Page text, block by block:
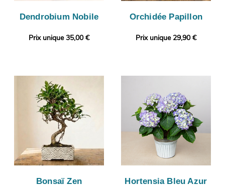
Dendrobium Nobile
Prix unique 35,00 €
Orchidée Papillon
Prix unique 29,90 €
Bonsaï Zen Hortensia Bleu Azur